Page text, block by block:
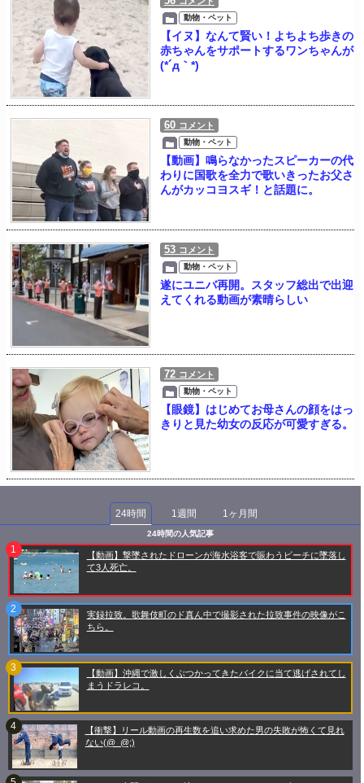
動物・ペット
【イヌ】なんて賢い！よちよち歩きの
赤ちゃんをサポートするワンちゃんが
(*´д｀*)
60 コメント
動物・ペット
【動画】鳴らなかったスピーカーの代
わりに国歌を全力で歌いきったお父さ
んがカッコヨスギ！と話題に。
53 コメント
動物・ペット
遂にユニバ再開。スタッフ総出で出迎
えてくれる動画が素晴らしい
72 コメント
動物・ペット
【眼鏡】はじめてお母さんの顔をはっ
きりと見た幼女の反応が可愛すぎる。
24時間 1週間 1ヶ月間
24時間の人気記事
【動画】撃墜されたドローンが海水浴客で賑わうビーチに墜落し
て3人死亡。
実録拉致。歌舞伎町のド真ん中で撮影された拉致事件の映像がこ
ちら。
【動画】沖縄で激しくぶつかってきたバイクに当て逃げされてし
まうドラレコ。
【衝撃】リール動画の再生数を追い求めた男の失敗が怖くて見れ
ない(@_@;)